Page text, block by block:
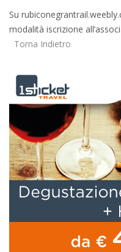
Su
modalità iscrizione
Torna Indietro